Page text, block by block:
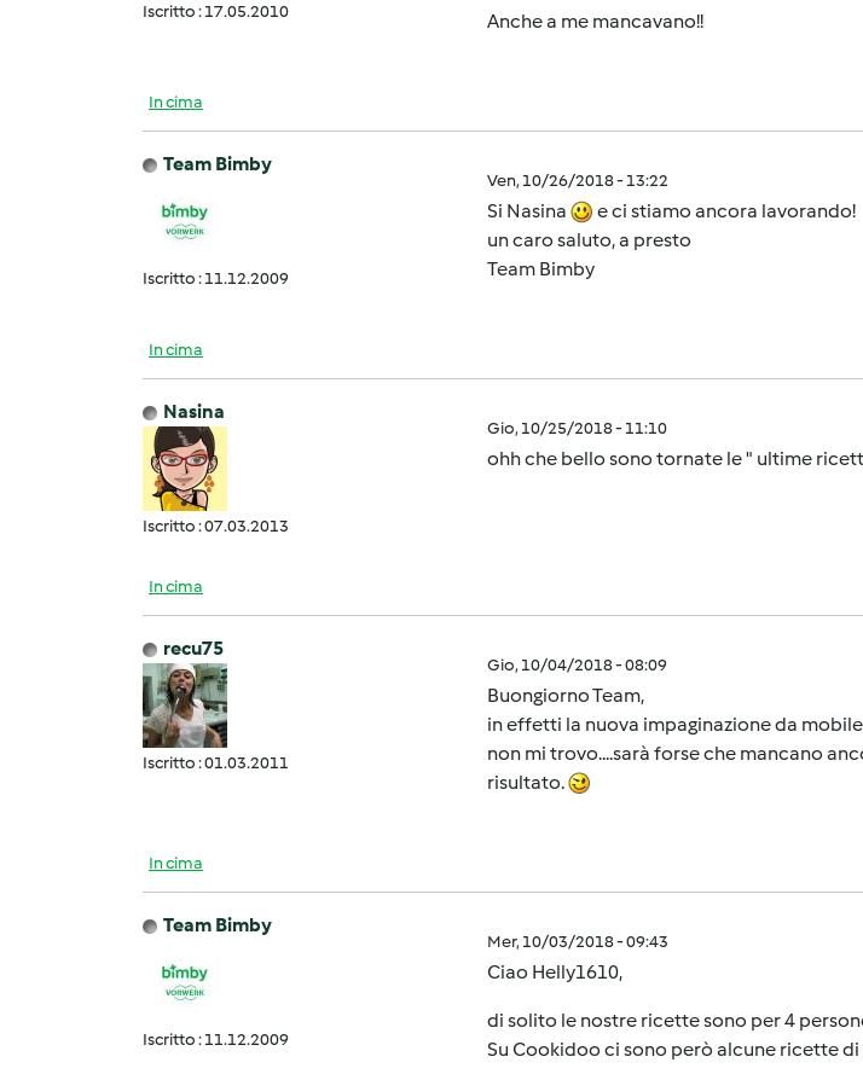
Iscritto : 17.05.2010 Anche a me mancavano!!
In cima
Team Bimby
Iscritto : 11.12.2009
Ven, 10/26/2018 - 13:22
Si Nasina
e ci stiamo ancora lavorando!
un caro saluto, a presto
Team Bimby
In cima
Nasina
Iscritto : 07.03.2013
Gio, 10/25/2018 - 11:10
ohh che bello sono tornate le " ultime
In cima
recu75
Iscritto : 01.03.2011
Gio, 10/04/2018 - 08:09
Buongiorno Team,
in effetti la nuova impaginazione da
non mi trovo....sarà forse che mancano
risultato.
In cima
Team Bimby
Iscritto : 11.12.2009
Mer, 10/03/2018 - 09:43
Ciao Helly1610,
di solito le nostre ricette sono per 4
Su Cookidoo ci sono però alcune ricette